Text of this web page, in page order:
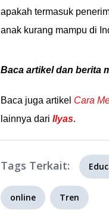
apakah termasuk
anak kurang mampu di
Baca artikel dan berita
Baca juga artikel Cara
lainnya dari Ilyas.
Tags Terkait:
online Tren